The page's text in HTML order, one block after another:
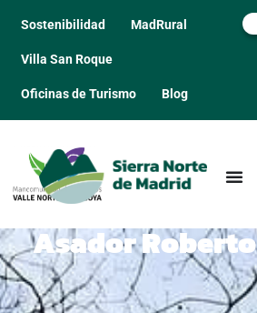
Sostenibilidad MadRural
Villa San Roque
Oficinas de Turismo Blog
Asador Roberto